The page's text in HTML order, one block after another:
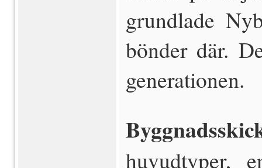
grundlade
bönder där.
generationen.
huvudtyper,